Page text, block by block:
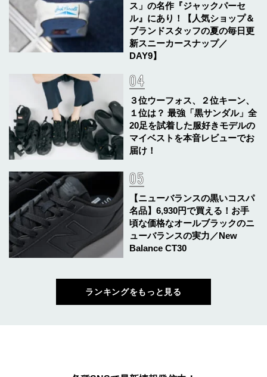
ス」の名作『ジャックパーセ
ル』にあり！【人気ショップ＆
ブランドスタッフの夏の毎日更
新スニーカースナップ／
DAY9】
３位ウーフォス、２位キーン、
１位は？ 最強「黒サンダル」全
20足を試着した服好きモデルの
マイベストを本音レビューでお
届け！
【ニューバランスの黒いコスパ
名品】6,930円で買える！お手
頃な価格なオールブラックのニ
ューバランスの実力／New
Balance CT30
ランキングをもっと見る